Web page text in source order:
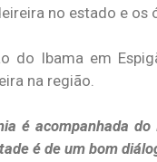
no estado e
do Ibama em
na região.
é acompanhada
é de um bom